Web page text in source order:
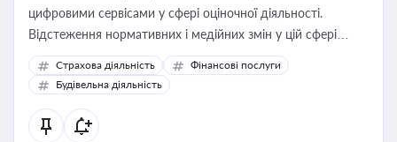
цифровими сервісами у сфері оціночної діяльності.
Відстеження нормативних і медійних змін у цій сфері
корисне для власника бізнесу, керівника, юриста або
бухгалтера під час оподаткування, приватизації, оренди
державного майна, корпоративних угод і перевірки
статусу суб'єктів оціночної діяльності
Страхова діяльність
Фінансові послуги
Будівельна діяльність